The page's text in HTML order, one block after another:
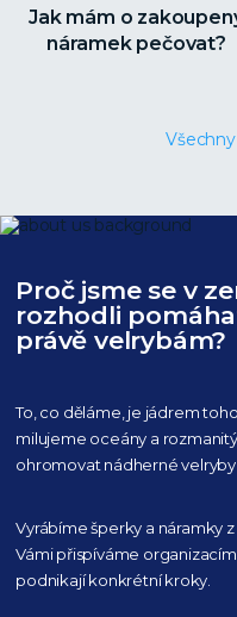
Jak mám o
náramek pečovat?
Proč jsme se v
rozhodli
právě velrybám?
To, co děláme, je jádrem
milujeme oceány a
ohromovat nádherné velryby
Vyrábíme šperky a náramky
Vámi přispíváme organizacím,
podnikají konkrétní kroky.